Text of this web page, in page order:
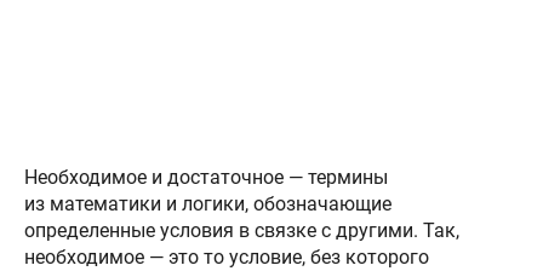
Необходимое и достаточное — термины
из математики и логики, обозначающие
определенные условия в связке с другими. Так,
необходимое — это то условие, без которого